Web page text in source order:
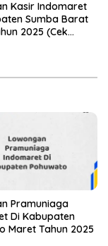
Kasir Indomaret
Sumba Barat
2025 (Cek
Pramuniaga
Di Kabupaten
Maret Tahun 2025